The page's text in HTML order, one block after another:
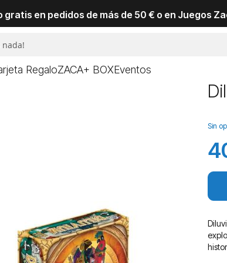
gratis en pedidos de más de 50 € o en Juegos
RegaloZACA+ BOXEventos
Sin